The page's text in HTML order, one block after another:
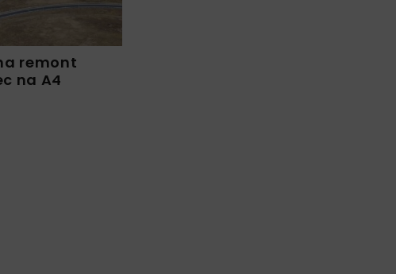
remont
na A4